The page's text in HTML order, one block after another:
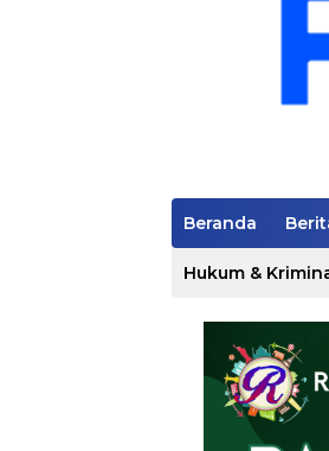
Beranda
Hukum &